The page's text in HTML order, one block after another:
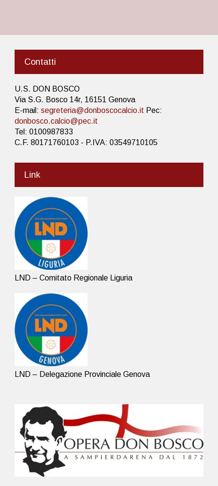
Contatti
U.S. DON BOSCO
Via S.G. Bosco 14r, 16151 Genova
E-mail: segreteria@donboscocalcio.it Pec:
donbosco.calcio@pec.it
Tel: 0100987833
C.F. 80171760103 - P.IVA: 03549710105
Link
LND – Comitato Regionale Liguria
LND – Delegazione Provinciale Genova